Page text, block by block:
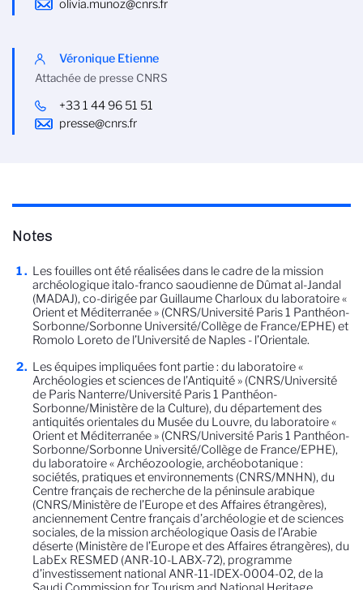
olivia.munoz@cnrs.fr
Véronique Etienne
Attachée de presse CNRS
+33 1 44 96 51 51
presse@cnrs.fr
Notes
Les fouilles ont été réalisées dans le cadre de la mission
archéologique italo-franco saoudienne de Dûmat al-Jandal
(MADAJ), co-dirigée par Guillaume Charloux du laboratoire «
Orient et Méditerranée » (CNRS/Université Paris 1 Panthéon-
Sorbonne/Sorbonne Université/Collège de France/EPHE) et
Romolo Loreto de l’Université de Naples - l’Orientale.
Les équipes impliquées font partie : du laboratoire «
Archéologies et sciences de l’Antiquité » (CNRS/Université
de Paris Nanterre/Université Paris 1 Panthéon-
Sorbonne/Ministère de la Culture), du département des
antiquités orientales du Musée du Louvre, du laboratoire «
Orient et Méditerranée » (CNRS/Université Paris 1 Panthéon-
Sorbonne/Sorbonne Université/Collège de France/EPHE),
du laboratoire « Archéozoologie, archéobotanique :
sociétés, pratiques et environnements (CNRS/MNHN), du
Centre français de recherche de la péninsule arabique
(CNRS/Ministère de l’Europe et des Affaires étrangères),
anciennement Centre français d’archéologie et de sciences
sociales, de la mission archéologique Oasis de l’Arabie
déserte (Ministère de l’Europe et des Affaires étrangères), du
LabEx RESMED (ANR-10-LABX-72), programme
d’investissement national ANR-11-IDEX-0004-02, de la